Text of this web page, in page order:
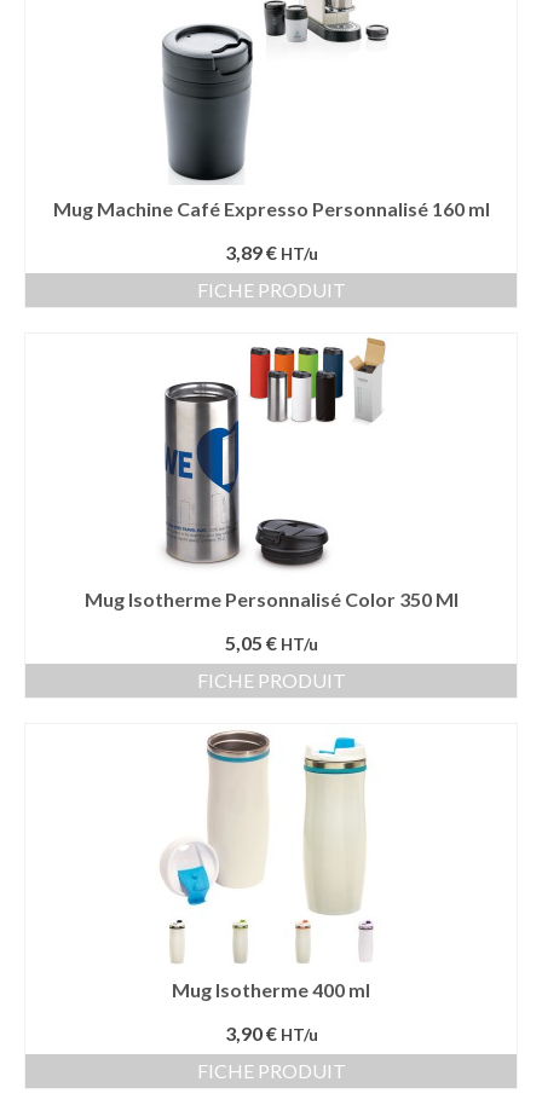
Mug Machine Café Expresso Personnalisé 160 ml
3,89 € HT/u
FICHE PRODUIT
Mug Isotherme Personnalisé Color 350 Ml
5,05 € HT/u
FICHE PRODUIT
Mug Isotherme 400 ml
3,90 € HT/u
FICHE PRODUIT